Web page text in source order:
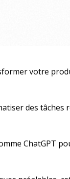
votre
des
ChatGPT